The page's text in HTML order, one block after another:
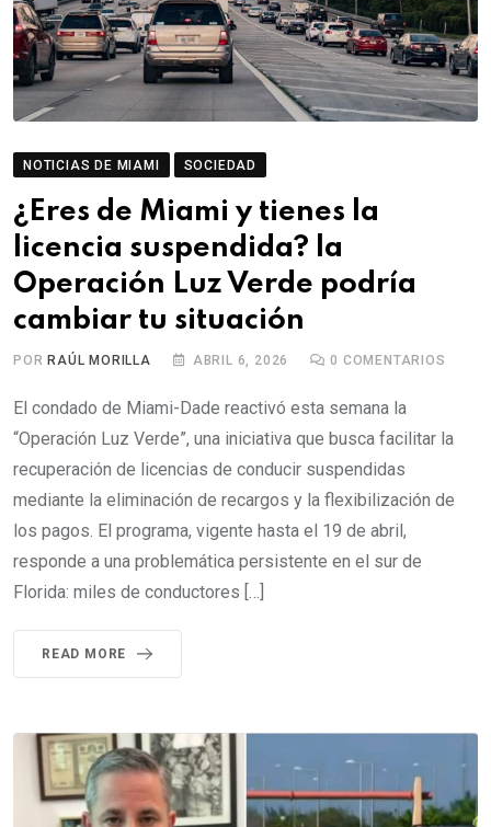
NOTICIAS DE MIAMI SOCIEDAD
¿Eres de Miami y tienes la
licencia suspendida? la
Operación Luz Verde podría
cambiar tu situación
PORRAÚL MORILLA ABRIL 6, 2026 0 COMENTARIOS
El condado de Miami-Dade reactivó esta semana la
“Operación Luz Verde”, una iniciativa que busca facilitar la
recuperación de licencias de conducir suspendidas
mediante la eliminación de recargos y la flexibilización de
los pagos. El programa, vigente hasta el 19 de abril,
responde a una problemática persistente en el sur de
Florida: miles de conductores […]
READ MORE